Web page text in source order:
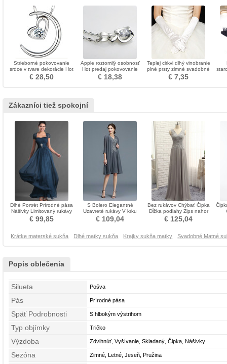
Strieborné pokovovanie
srdce v tvare dekorácie Hot
sale náhrdelník prívesok
€ 28,50
Apple roztomilý osobnosť
Hot predaj pokovovanie
náhrdelník
€ 18,38
Teplej cirkvi dlhý vinobranie
plné prsty zimné svadobné
rukavice
€ 7,35
Zákazníci tiež spokojní
Dlhé Portrét Prírodné pása
Nášivky Limitovaný rukávy
Matné šaty
€ 99,85
S Bolero Elegantné
Uzavreté rukávy V krku
Prírodné pása Matné šaty
€ 109,04
Bez rukávov Chýbať Čipka
Dĺžka podlahy Zips nahor
Mati neveste obleko
€ 125,04
Krátke materské sukňa Dlhé matky sukňa Krajky sukňa matky Svadobné Matné
Popis oblečenia
Silueta Pošva
Pás Prírodné pása
Späť Podrobnosti S hlbokým výstrihom
Typ objímky Tričko
Výzdoba Zdvihnúť, Vyšívanie, Skladaný, Čipka, Nášivky
Sezóna Zimné, Letné, Jeseň, Pružina